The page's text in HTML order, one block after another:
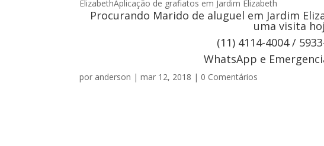
ElizabethAplicação de grafiatos em Jardim Elizabeth
Procurando Marido de aluguel em Jardim
uma visita
(11) 4114-4004 /
WhatsApp e
por anderson |mar 12, 2018 | 0 Comentários